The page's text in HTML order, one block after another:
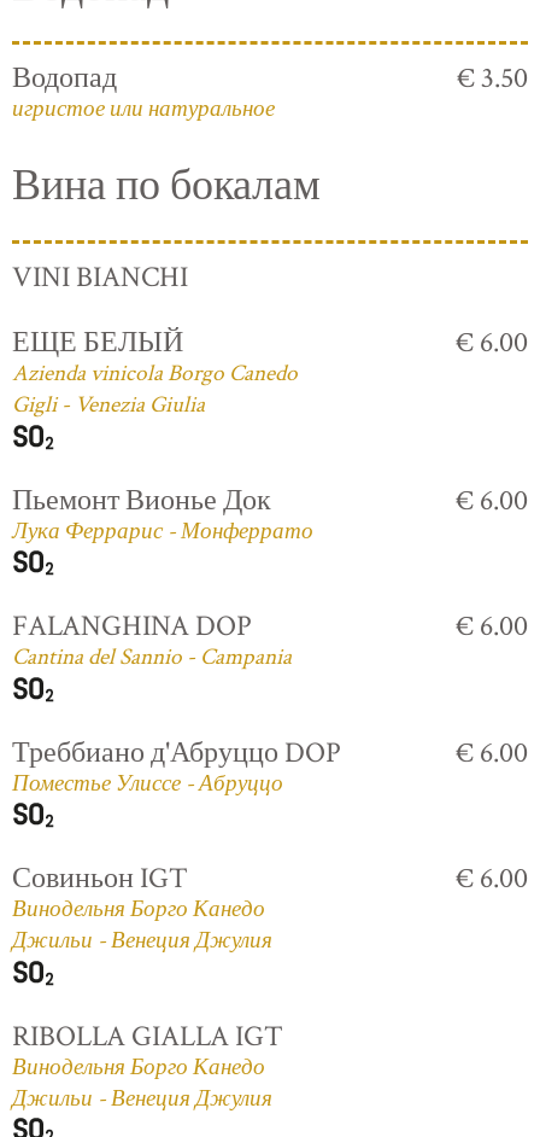
Водопад
игристое или натуральное
€ 3.50
Вина по бокалам
VINI BIANCHI
ЕЩЕ БЕЛЫЙ
Azienda vinicola Borgo Canedo
Gigli - Venezia Giulia
€ 6.00
Пьемонт Вионье Док
Лука Феррарис - Монферрато
€ 6.00
FALANGHINA DOP
Cantina del Sannio - Campania
€ 6.00
Треббиано д'Абруццо DOP
Поместье Улиссе - Абруццо
€ 6.00
Совиньон IGT
Винодельня Борго Канедо
Джильи - Венеция Джулия
€ 6.00
RIBOLLA GIALLA IGT
Винодельня Борго Канедо
Джильи - Венеция Джулия